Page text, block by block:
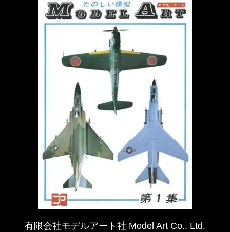
有限会社モデルアート社 Model Art Co., Ltd.